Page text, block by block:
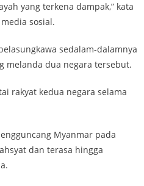
yang terkena dampak,” kata
sosial.
sedalam-dalamnya
melanda dua negara tersebut.
rakyat kedua negara selama
Myanmar pada
dan terasa hingga